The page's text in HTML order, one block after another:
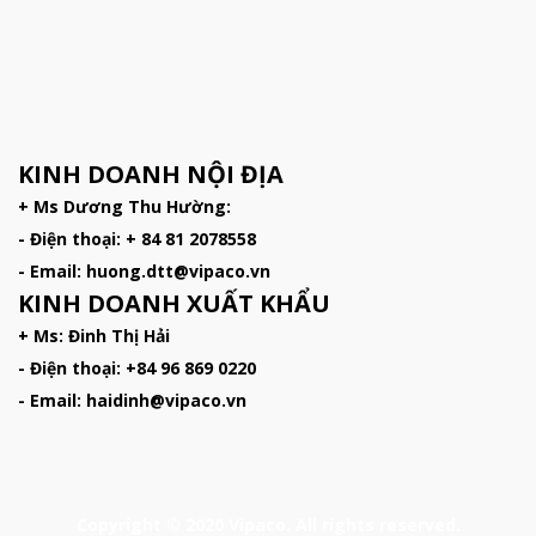
KINH DOANH NỘI ĐỊA
+ Ms Dương Thu Hường:
- Điện thoại: + 84 81 2078558
- Email: huong.dtt@vipaco.vn
KINH DOANH XUẤT KHẨU
+ Ms: Đinh Thị Hải
- Điện thoại: +84 96 869 0220
- Email: haidinh@vipaco.vn